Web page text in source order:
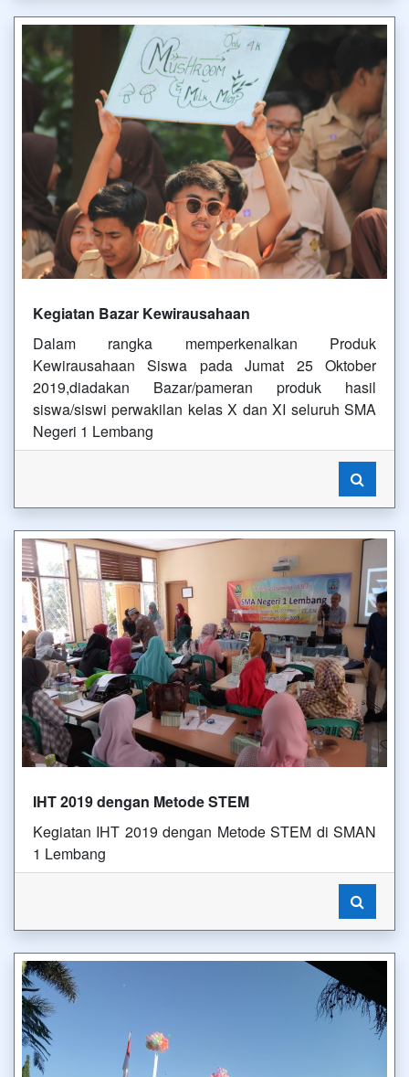
Kegiatan Bazar Kewirausahaan
Dalam rangka memperkenalkan Produk
Kewirausahaan Siswa pada Jumat 25 Oktober
2019,diadakan Bazar/pameran produk hasil
siswa/siswi perwakilan kelas X dan XI seluruh SMA
Negeri 1 Lembang
IHT 2019 dengan Metode STEM
Kegiatan IHT 2019 dengan Metode STEM di SMAN
1 Lembang